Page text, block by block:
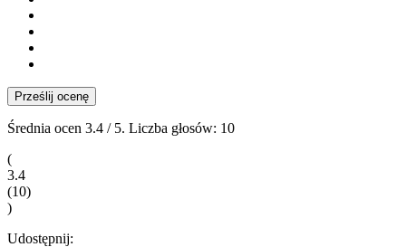
Prześlij ocenę
Średnia ocen 3.4 / 5. Liczba głosów: 10
(
3.4
(10)
)
Udostępnij: